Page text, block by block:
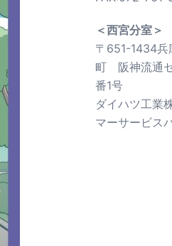
＜西宮分室＞
〒651-1434兵
町 阪神流通
番1号
ダイハツ工業
マーサービス